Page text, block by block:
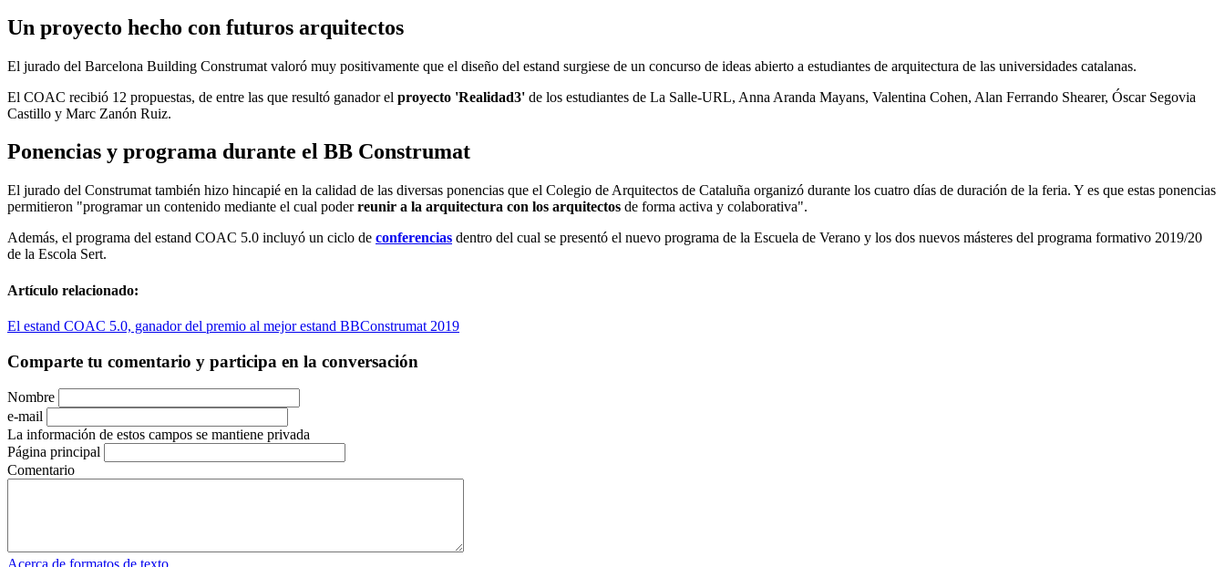
Un proyecto hecho con futuros arquitectos
El jurado del Barcelona Building Construmat valoró muy positivamente que el diseño del estand surgiese de un concurso de ideas abierto a estudiantes de arquitectura de las universidades catalanas.
El COAC recibió 12 propuestas, de entre las que resultó ganador el proyecto 'Realidad3' de los estudiantes de La Salle-URL, Anna Aranda Mayans, Valentina Cohen, Alan Ferrando Shearer, Óscar Segovia
Castillo y Marc Zanón Ruiz.
Ponencias y programa durante el BB Construmat
El jurado del Construmat también hizo hincapié en la calidad de las diversas ponencias que el Colegio de Arquitectos de Cataluña organizó durante los cuatro días de duración de la feria. Y es que estas ponencias
permitieron "programar un contenido mediante el cual poderreunir a la arquitectura con los arquitectos de forma activa y colaborativa".
Además, el programa del estand COAC 5.0 incluyó un ciclo de conferencias dentro del cual se presentó el nuevo programa de la Escuela de Verano y los dos nuevos másteres del programa formativo 2019/20
de la Escola Sert.
Artículo relacionado:
El estand COAC 5.0, ganador del premio al mejor estand BBConstrumat 2019
Comparte tu comentario y participa en la conversación
Nombre
e-mail
La información de estos campos se mantiene privada
Página principal
Comentario